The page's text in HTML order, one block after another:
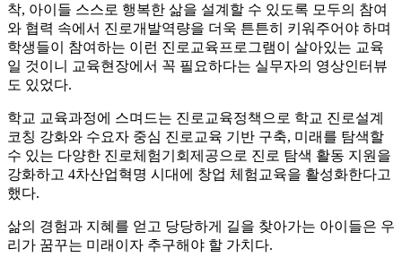
착, 아이들 스스로 행복한 삶을 설계할 수 있도록 모두의 참여
와 협력 속에서 진로개발역량을 더욱 튼튼히 키워주어야 하며
학생들이 참여하는 이런 진로교육프로그램이 살아있는 교육
일 것이니 교육현장에서 꼭 필요하다는 실무자의 영상인터뷰
도 있었다.
학교 교육과정에 스며드는 진로교육정책으로 학교 진로설계
코칭 강화와 수요자 중심 진로교육 기반 구축, 미래를 탐색할
수 있는 다양한 진로체험기회제공으로 진로 탐색 활동 지원을
강화하고 4차산업혁명 시대에 창업 체험교육을 활성화한다고
했다.
삶의 경험과 지혜를 얻고 당당하게 길을 찾아가는 아이들은 우
리가 꿈꾸는 미래이자 추구해야 할 가치다.